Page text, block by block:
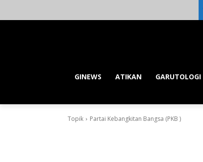
GINEWS ATIKAN GARUTOLOGI
Topik Partai Kebangkitan Bangsa (PKB )